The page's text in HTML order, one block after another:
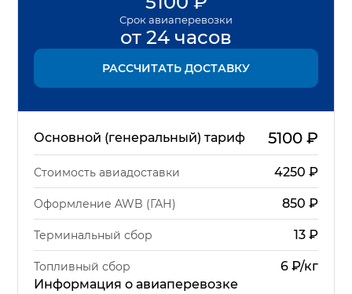
Срок авиаперевозки
от 24 часов
РАССЧИТАТЬ ДОСТАВКУ
Основной (генеральный) тариф 5100₽
Стоимость авиадоставки 4250 ₽
Оформление AWB (ГАН) 850 ₽
Терминальный сбор 13₽
Топливный сбор
6 ₽/кг
Информация о авиаперевозке